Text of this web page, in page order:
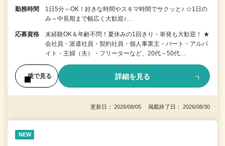
勤務時間
1日5分～OK！好きな時間やスキマ時間でサクッと♪ ☆1日の
み～中長期まで幅広く大歓迎♪…
応募資格
未経験OK＆年齢不問！夏休みの1回きり・単発も大歓迎！ ★
会社員・派遣社員・契約社員・個人事業主・パート・アルバ
イト・主婦（夫）・フリーターなど、20代～50代…
後で見る 詳細を見る
更新日： 2026/08/05 掲載終了日： 2026/08/30
NEW